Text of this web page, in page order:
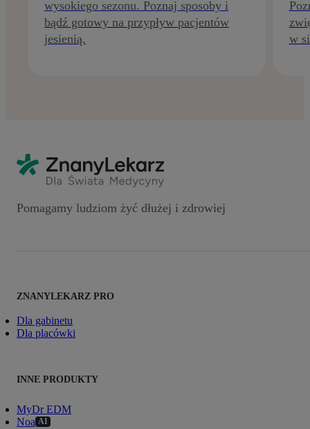
wysokiego sezonu. Poznaj sposoby i
bądź gotowy na przypływ pacjentów
jesienią.
w
Pomagamy ludziom żyć dłużej i zdrowiej
ZNANYLEKARZ PRO
Dla gabinetu
Dla placówki
INNE PRODUKTY
MyDr EDM
Noa AI